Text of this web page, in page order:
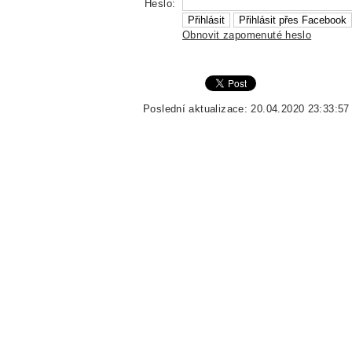
Heslo:
Obnovit zapomenuté heslo
Poslední aktualizace: 20.04.2020 23:33:57